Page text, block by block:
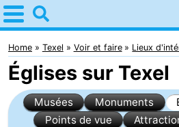
Home
Texel
Astuces
Avec
Home Texel Voir et faire Lieux
Églises sur Texel
Musées Monuments
Points de vue